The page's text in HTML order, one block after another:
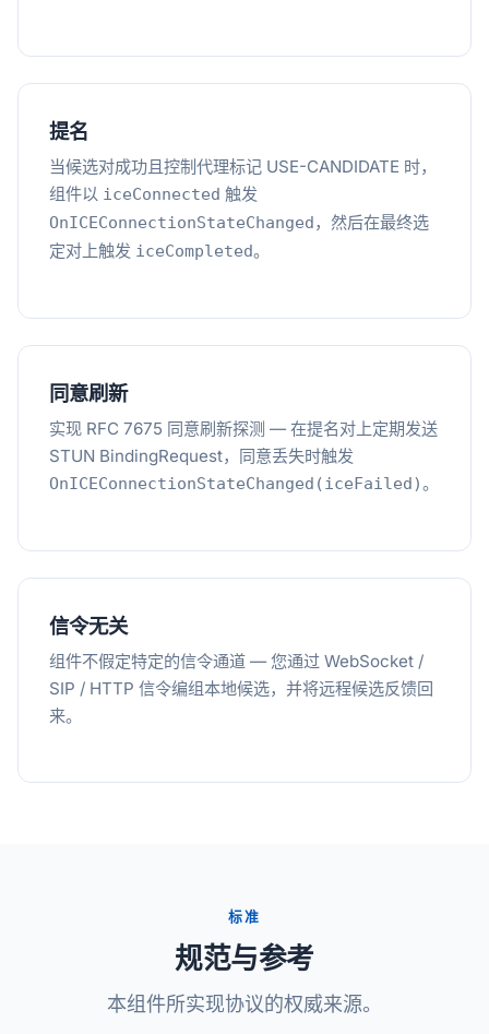
提名
当候选对成功且控制代理标记 USE-CANDIDATE 时，
组件以 iceConnected 触发
OnICEConnectionStateChanged，然后在最终选
定对上触发 iceCompleted。
同意刷新
实现 RFC 7675 同意刷新探测 — 在提名对上定期发送
STUN BindingRequest，同意丢失时触发
OnICEConnectionStateChanged(iceFailed)。
信令无关
组件不假定特定的信令通道 — 您通过 WebSocket /
SIP / HTTP 信令编组本地候选，并将远程候选反馈回
来。
标准
规范与参考
本组件所实现协议的权威来源。